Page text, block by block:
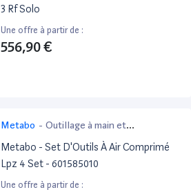
3 Rf Solo
Une offre à partir de :
556,90 €
Metabo - Outillage à main et
électroportatif
Metabo - Set D'Outils À Air Comprimé
Lpz 4 Set - 601585010
Une offre à partir de :